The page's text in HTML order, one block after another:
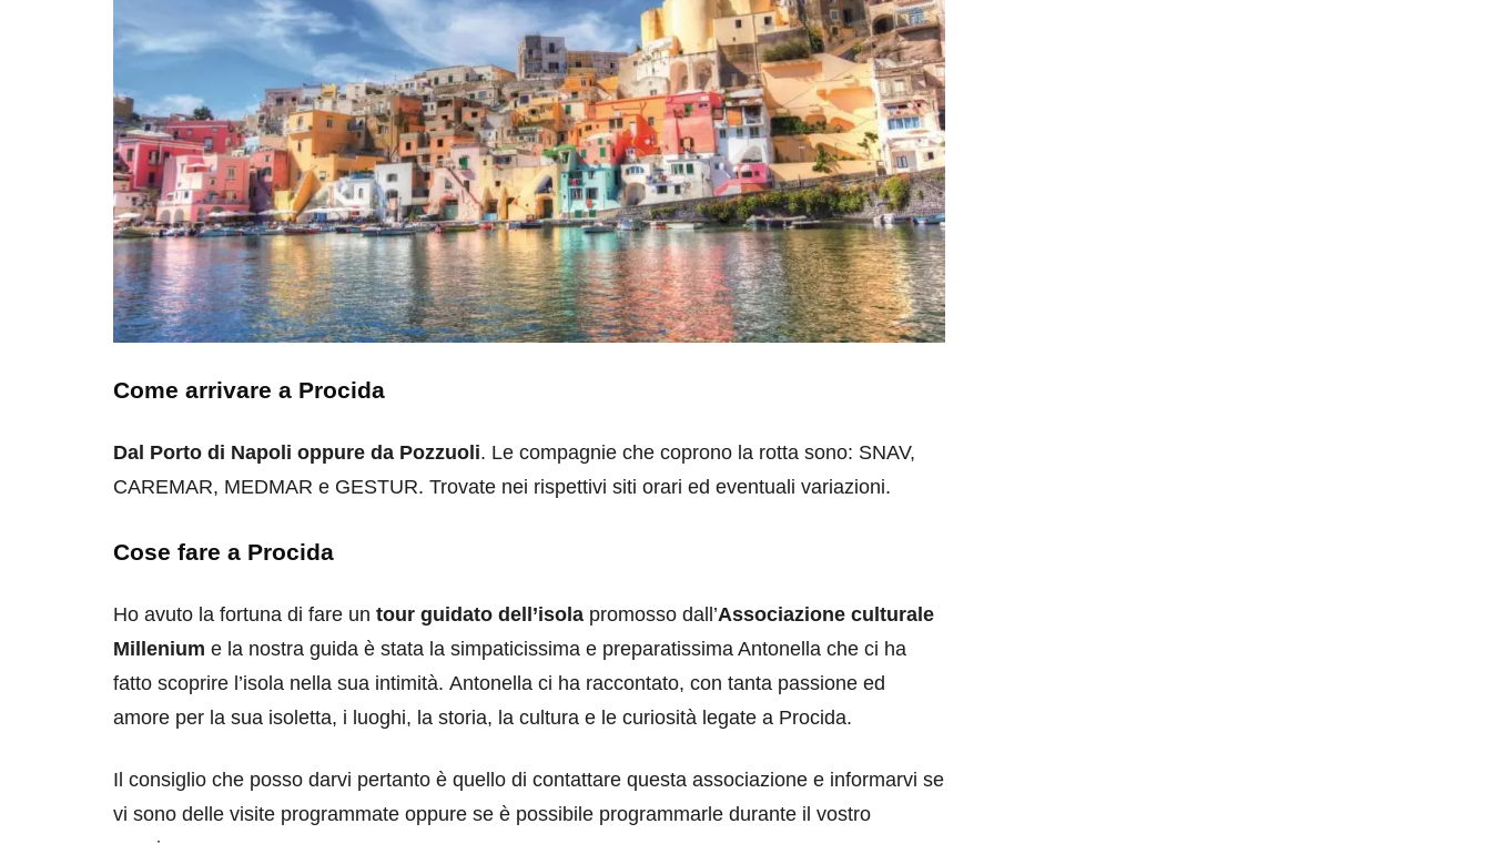
Come arrivare a Procida
Dal Porto di Napoli oppure da Pozzuoli. Le compagnie che coprono la rotta sono: SNAV,
CAREMAR, MEDMAR e GESTUR. Trovate nei rispettivi siti orari ed eventuali variazioni.
Cose fare a Procida
Ho avuto la fortuna di fare un tour guidato dell’isola promosso dall’Associazione culturale
Millenium e la nostra guida è stata la simpaticissima e preparatissima Antonella che ci ha
fatto scoprire l’isola nella sua intimità. Antonella ci ha raccontato, con tanta passione ed
amore per la sua isoletta, i luoghi, la storia, la cultura e le curiosità legate a Procida.
Il consiglio che posso darvi pertanto è quello di contattare questa associazione e informarvi se
vi sono delle visite programmate oppure se è possibile programmarle durante il vostro